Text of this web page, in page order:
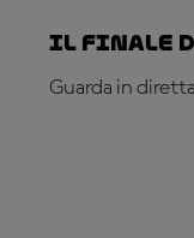
Il finale di
Guarda in